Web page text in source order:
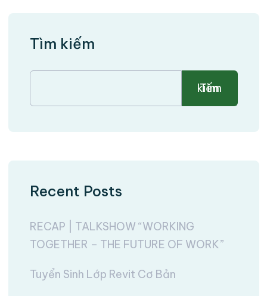
Tìm kiếm
Tìm kiếm
Recent Posts
RECAP | TALKSHOW “WORKING
TOGETHER – THE FUTURE OF WORK”
Tuyển Sinh Lớp Revit Cơ Bản